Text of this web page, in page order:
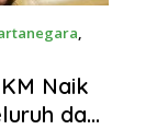
,
Naik
dan